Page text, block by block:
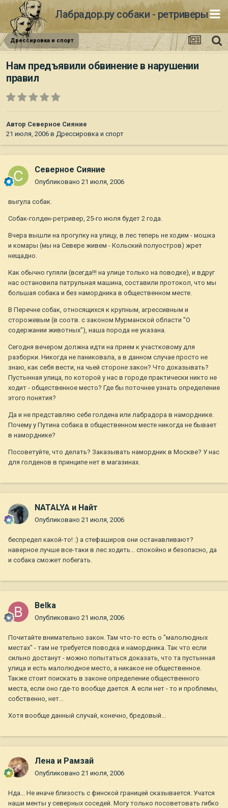
Лабрадор.ру собаки - ретриверы
Дрессировка и спорт
Нам предъявили обвинение в нарушении
правил
Автор Северное Сияние
21 июля, 2006 в Дрессировка и спорт
Северное Сияние
Опубликовано 21 июля, 2006
выгула собак.
Собак-голден-ретривер, 25-го июля будет 2 года.
Вчера вышли на прогулку на улицу, в лес теперь не ходим - мошка
и комары (мы на Севере живем - Кольский полуостров) жрет
нещадно.
Как обычно гуляли (всегда!!! на улице только на поводке), и вдруг
нас остановила патрульная машина, составили протокол, что мы
большая собака и без намордника в общественном месте.
В Перечне собак, относящихся к крупным, агрессивным и
сторожевым (в соотв. с законом Мурманской области "О
содержании животных"), наша порода не указана.
Сегодня вечером должна идти на прием к участковому для
разборки. Никогда не паниковала, а в данном случае просто не
знаю, как себя вести, на чьей стороне закон? Что доказывать?
Пустынная улица, по которой у нас в городе практически никто не
ходит - общественное место? Где бы поточнее узнать определение
этого понятия?
Да и не представляю себе голдена или лабрадора в наморднике.
Почему у Путина собака в общественном месте никогда не бывает
в наморднике?
Посоветуйте, что делать? Заказывать намордник в Москве? У нас
для голденов в принципе нет в магазинах.
NATALYA и Найт
Опубликовано 21 июля, 2006
беспредел какой-то! :) а стефаширов они останавливают?
наверное лучше все-таки в лес ходить... спокойно и безопасно, да
и собака сможет побегать.
Belka
Опубликовано 21 июля, 2006
Почитайте внимательно закон. Там что-то есть о "малолюдных
местах" - там не требуется поводка и намордника. Так что если
сильно достанут - можно попытаться доказать, что та пустынная
улица и есть малолюдное место, а никакое не общественное.
Также стоит поискать в законе определение общественного
места, если оно где-то вообще дается. А если нет - то и проблемы,
собственно, нет...
Хотя вообще данный случай, конечно, бредовый...
Лена и Рамзай
Опубликовано 21 июля, 2006
Нда... Не иначе близость с финской границей сказывается. Учатся
наши менты у северных соседей. Могу только посоветовать гибко